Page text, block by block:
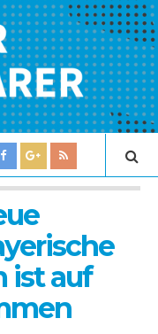
ist auf